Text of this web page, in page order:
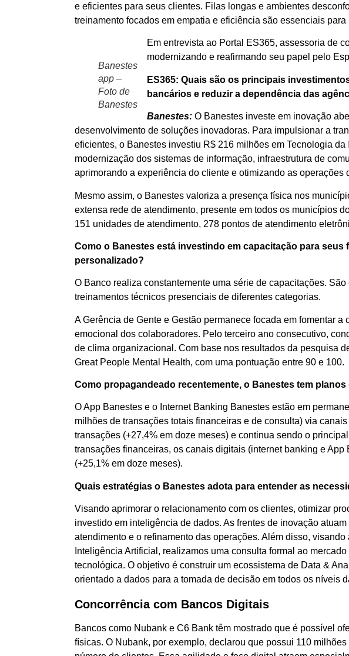
e eficientes para seus clientes. Filas longas e ambientes
treinamento focados em empatia e eficiência são essenciais para
Banestes
app –
Foto de
Banestes
Em entrevista ao Portal ES365, assessoria de
modernizando e reafirmando seu papel pelo
ES365: Quais são os principais
bancários e reduzir a dependência das
Banestes: O Banestes investe em inovação
desenvolvimento de soluções inovadoras. Para impulsionar a
eficientes, o Banestes investiu R$ 216 milhões em Tecnologia
modernização dos sistemas de informação, infraestrutura de
aprimorando a experiência do cliente e otimizando as operações
Mesmo assim, o Banestes valoriza a presença física nos
extensa rede de atendimento, presente em todos os municípios
151 unidades de atendimento, 278 pontos de atendimento
Como o Banestes está investindo em capacitação para
personalizado?
O Banco realiza constantemente uma série de capacitações.
treinamentos técnicos presenciais de diferentes categorias.
A Gerência de Gente e Gestão permanece focada em fomentar
emocional dos colaboradores. Pelo terceiro ano consecutivo,
de clima organizacional. Com base nos resultados da pesquisa
Great People Mental Health, com uma pontuação entre 90 e 100.
Como propagandeado recentemente, o Banestes tem
O App Banestes e o Internet Banking Banestes estão em
milhões de transações totais financeiras e de consulta) via
transações (+27,4% em doze meses) e continua sendo o
transações financeiras, os canais digitais (internet banking e
(+25,1% em doze meses).
Quais estratégias o Banestes adota para entender as
Visando aprimorar o relacionamento com os clientes, otimizar
investido em inteligência de dados. As frentes de inovação
atendimento e o refinamento das operações. Além disso,
Inteligência Artificial, realizamos uma consulta formal ao
tecnológica. O objetivo é construir um ecossistema de Data &
orientado a dados para a tomada de decisão em todos os níveis
Concorrência com Bancos Digitais
Bancos como Nubank e C6 Bank têm mostrado que é possível
físicas. O Nubank, por exemplo, declarou que possui 110